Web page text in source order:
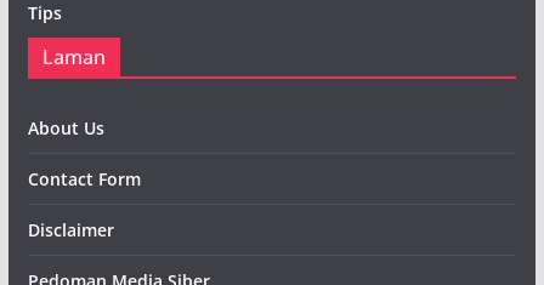
Tips
Laman
About Us
Contact Form
Disclaimer